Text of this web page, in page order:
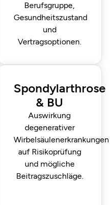
Berufsgruppe,
Gesundheitszustand
und
Vertragsoptionen.
Spondylarthrose
& BU
Auswirkung
degenerativer
Wirbelsäulenerkrankungen
auf Risikoprüfung
und mögliche
Beitragszuschläge.